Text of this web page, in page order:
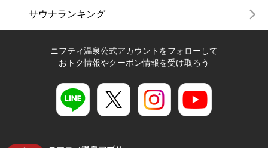
サウナランキング
ニフティ温泉公式アカウントをフォローして
おトク情報やクーポン情報を受け取ろう